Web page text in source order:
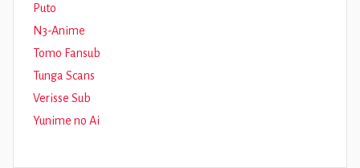
Puto
N3-Anime
Tomo Fansub
Tunga Scans
Verisse Sub
Yunime no Ai